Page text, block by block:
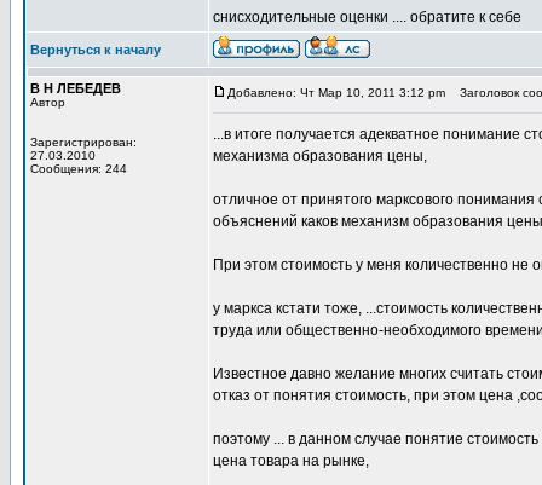
снисходительные оценки .... обратите к себе
Вернуться к началу
В Н ЛЕБЕДЕВ
Автор
Зарегистрирован:
27.03.2010
Сообщения: 244
Добавлено: Чт Мар 10, 2011 3:12 pm Заголовок
...в итоге получается адекватное понимание
механизма образования цены,
отличное от принятого марксового
объяснений каков механизм образования
При этом стоимость у меня количественно не
у маркса кстати тоже, ...стоимость
труда или общественно-необходимого
Известное давно желание многих считать
отказ от понятия стоимость, при этом цена
поэтому ... в данном случае понятие
цена товара на рынке,